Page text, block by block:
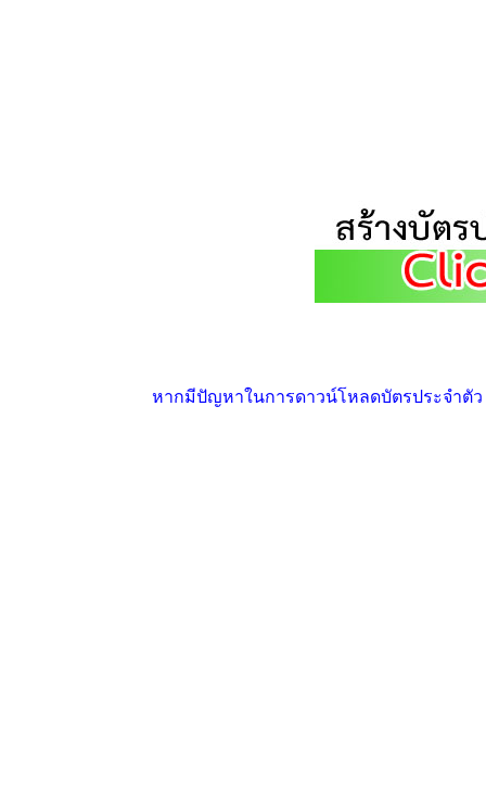
หากมีปัญหาในการดาวน์โหลดบัตรประจำตัว